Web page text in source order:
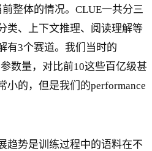
整体的情况。CLUE一共分三
类、上下文推理、阅读理解等
有3个赛道。我们当时的
数量，对比前10这些百亿级甚
小的，但是我们的performance
趋势是训练过程中的语料在不